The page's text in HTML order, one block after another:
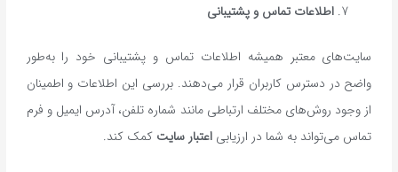
اطلاعات تماس و پشتیبانی
سایت‌های معتبر همیشه اطلاعات تماس و پشتیبانی خود را به‌طور
واضح در دسترس کاربران قرار می‌دهند. بررسی این اطلاعات و اطمینان
از وجود روش‌های مختلف ارتباطی مانند شماره تلفن، آدرس ایمیل و فرم
تماس می‌تواند به شما در ارزیابی اعتبار سایت کمک کند.